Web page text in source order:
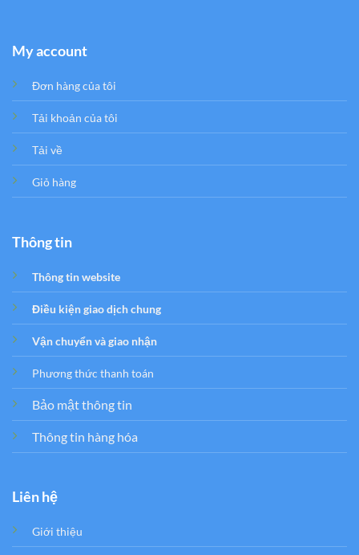
My account
Đơn hàng của tôi
Tải khoản của tôi
Tải về
Giỏ hàng
Thông tin
Thông tin website
Điều kiện giao dịch chung
Vận chuyển và giao nhận
Phương thức thanh toán
Bảo mật thông tin
Thông tin hàng hóa
Liên hệ
Giới thiệu